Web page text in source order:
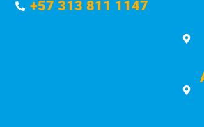
+57 313 811 1147